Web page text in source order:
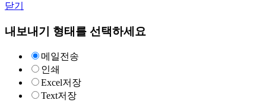
닫기
내보내기 형태를 선택하세요
메일전송
인쇄
Excel저장
Text저장